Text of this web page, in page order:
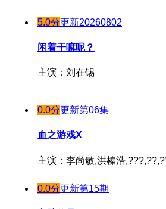
5.0分更新20260802
闲着干嘛呢？
主演：刘在锡
0.0分更新第06集
血之游戏X
主演：李尚敏,洪榛浩
0.0分更新第15期